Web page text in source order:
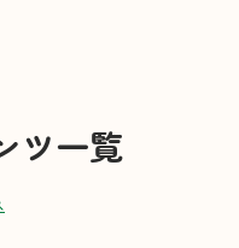
ツ一覧